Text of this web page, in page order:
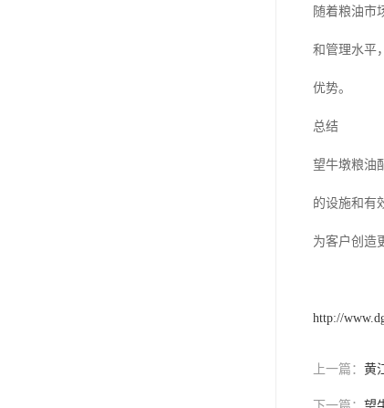
随着粮油市
和管理水平
优势。
总结
望牛墩粮油
的设施和有
为客户创造
http://
上一篇： 黄